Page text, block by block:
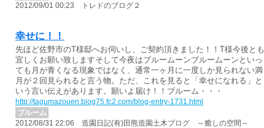
2012/09/01 00:23 トレドのブログ２
幸せに！！
先ほど佐野市のT様邸へお伺いし、ご契約頂きました！！T様今後とも
宜しくお願い致しますそして今夜はブルームーンブルームーンといっ
ても月が青くなる現象ではなく、通常一ヶ月に一度しか見られない満
月が２回見られると言う物。ただ、これを見ると「幸せになれる」と
いう言い伝えがあります。願いよ届け！！ブルーム・・・
http://tagumazouen.blog75.fc2.com/blog-entry-1731.html
ブルーム
2012/08/31 22:06 造園日記(有)田熊造園土木ブログ ～癒しの空間～